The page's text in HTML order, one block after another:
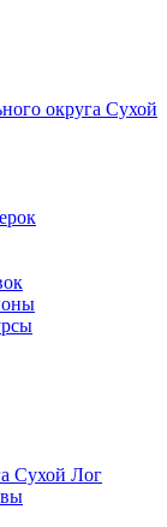
округа Сухой
Сухой Лог